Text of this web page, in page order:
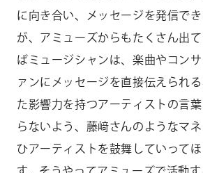
に向き合い、メッセージを発信で
が、アミューズからもたくさん出
ばミュージシャンは、楽曲やコン
ァンにメッセージを直接伝えられ
た影響力を持つアーティストの言
らないよう、藤﨑さんのようなマ
ひアーティストを鼓舞していって